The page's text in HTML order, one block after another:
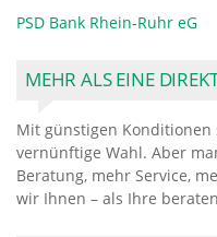
PSD Bank Rhein-Ruhr eG
MEHR ALS EINE
Mit günstigen
vernünftige Wahl. Aber
Beratung, mehr Service,
wir Ihnen – als Ihre